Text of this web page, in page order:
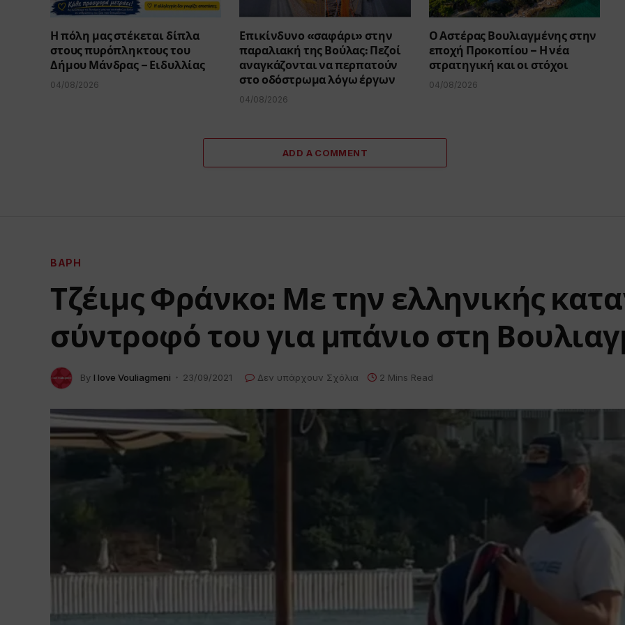
Η πόλη μας στέκεται δίπλα
στους πυρόπληκτους του
Δήμου Μάνδρας – Ειδυλλίας
04/08/2026
Επικίνδυνο «σαφάρι» στην
παραλιακή της Βούλας: Πεζοί
αναγκάζονται να περπατούν
στο οδόστρωμα λόγω έργων
04/08/2026
Ο Αστέρας Βουλιαγμένης στην
εποχή Προκοπίου – Η νέα
στρατηγική και οι στόχοι
04/08/2026
ADD A COMMENT
ΒΆΡΗ
Τζέιμς Φράνκο: Με την ελληνικής
σύντροφό του για μπάνιο στη
By I love Vouliagmeni 23/09/2021 Δεν υπάρχουν Σχόλια 2 Mins Read